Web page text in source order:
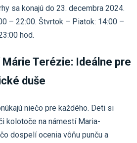
sa konajú do 23. decembra 2024.
– 22:00. Štvrtok – Piatok: 14:00 –
hod.
Terézie: Ideálne pre
duše
niečo pre každého. Deti si
kolotoče na námestí Maria-
dospelí ocenia vôňu punču a